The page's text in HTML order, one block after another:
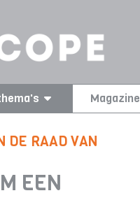
Magazine
DE RAAD VAN
EEN